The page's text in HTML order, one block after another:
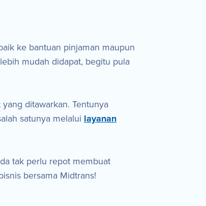
ke bantuan pinjaman maupun
mudah didapat, begitu pula
ditawarkan. Tentunya
satunya melalui layanan
tak perlu repot membuat
bersama Midtrans!